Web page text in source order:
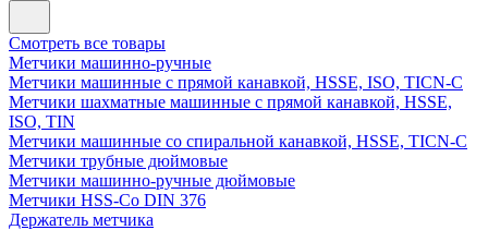
Смотреть все товары
Метчики машинно-ручные
Метчики машинные с прямой канавкой, HSSE, ISO, TICN-C
Метчики шахматные машинные с прямой канавкой, HSSE,
ISO, TIN
Метчики машинные со спиральной канавкой, HSSE, TICN-C
Метчики трубные дюймовые
Метчики машинно-ручные дюймовые
Метчики HSS-Co DIN 376
Держатель метчика